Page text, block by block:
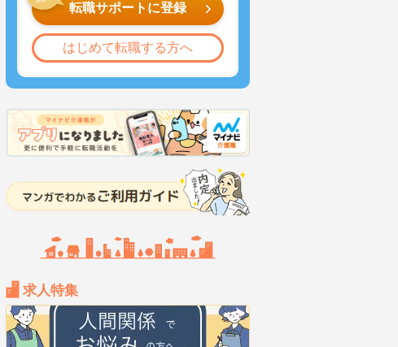
転職サポートに登録
はじめて転職する方へ
求人特集